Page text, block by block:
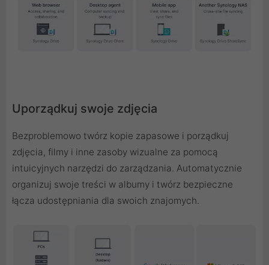
Uporządkuj swoje zdjęcia
Bezproblemowo twórz kopie zapasowe i porządkuj
zdjęcia, filmy i inne zasoby wizualne za pomocą
intuicyjnych narzędzi do zarządzania. Automatycznie
organizuj swoje treści w albumy i twórz bezpieczne
łącza udostępniania dla swoich znajomych.